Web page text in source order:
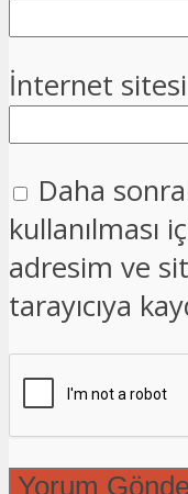
İnternet sitesi
Daha
kullanılması
adresim ve
tarayıcıya